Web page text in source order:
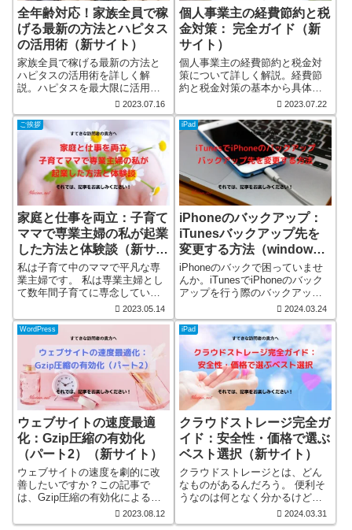
全年齢対応！家族全員で稼
げる最新の方法とハピタス
の活用術（新サイト）
家族全員で稼げる最新の方法と
ハピタスの活用術を詳しく解
説。ハピタスを最大限に活用し
て、家族全員でポイントを稼ぐ
方法を学びましょう。
2023.07.16
個人事業主の経費節約と税
金対策： 完全ガイド（新
サイト）
個人事業主の経費節約と税金対
策について詳しく解説。経費節
約と税金対策の基本から具体的
な方法までを詳しく解説してい
ます。 青色申告を使って、上手
に節税しましょう。 確定申告は
忘れずに。
2023.07.22
ご挨拶
家庭と仕事を両立：子育て
ママで専業主婦の私が起業
した方法と体験談（新サイ
ト）
私は子育て中のママで平凡な専
業主婦です。 私は専業主婦とし
て数年間子育てに専念していま
した。 しかし、夫の給与だけで
は贅沢できないどころか、子育
てをしながら日々の生活も苦し
い。 子供たちが大きくなったこ
とをきっかけに、自分自身の成
長や独立したキャリアを求める
ようになりました。ここでは、
私が子育てママでありながら起
業した経験を共有したいと思い
ます。夫の給与にだけに頼らな
いママで主婦の私が起業する事
にしました。子育てママで主婦
が起業するなんて、ちょっと大
袈裟かもしれませんが、起業す
るって意外と簡単だった。 そし
て、起業しようと思った、その
時から社長気分です。自分は、
こんなに頑張ったという記念や
2023.05.14
iPad
iPhoneのバックアップ：
iTunesバックアップ先を
変更する方法（windows
版）（新サイト）
iPhoneのバックで困っていませ
んか。iTunesでiPhoneのバック
アップを行う際のバックアップ
先を変更する方法があるんで
す。
2024.03.24
WordPress
ウェブサイトの速度最適
化：Gzip圧縮の有効化
（パート2）（新サイト）
ウェブサイトの速度を劇的に改
善したいですか？この記事で
は、Gzip圧縮の有効化によるウ
ェブサイトのパフォーマンス改
善について詳しく解説します。
2023.08.12
iPad
クラウドストレージ完全ガ
イド：安全性・価格で選ぶ
ベスト選択（新サイト）
クラウドストレージとは、どん
なものがあるんだろう。 便利そ
うなのは何となく分かるけど、
値段など分からないことが多
い。最適なクラウドストレージ
2024.03.31